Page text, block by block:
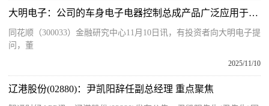
大明电子：公司的车身电子电器控制总成产品广泛应用于车内座舱
同花顺（300033）金融研究中心11月10日讯，有投资者向大明电子提
问，董
2025/11/10
辽港股份(02880)：尹凯阳辞任副总经理 重点聚焦